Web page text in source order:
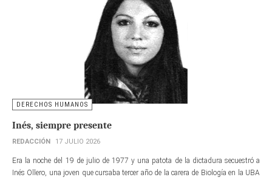
DERECHOS HUMANOS
Inés, siempre presente
REDACCIÓN 17 JULIO 2026
Era la noche del 19 de julio de 1977 y una patota de la dictadura secuestró a
Inés Ollero, una joven que cursaba tercer año de la carera de Biología en la UBA